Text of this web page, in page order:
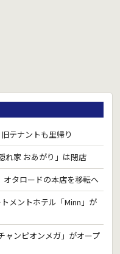
テナントも里帰り
れ家 おあがり」は閉店
オタロードの本店を移転へ
メントホテル「Minn」が
ャンピオンメガ」がオープ